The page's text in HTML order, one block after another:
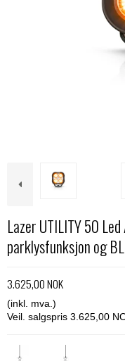
Lazer UTILITY 50
parklysfunksjon og
3.625,00 NOK
(inkl. mva.)
Veil. salgspris 3.625,00